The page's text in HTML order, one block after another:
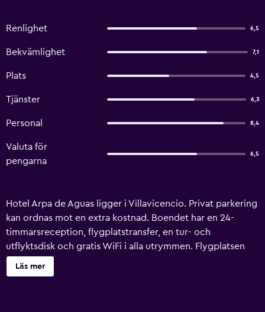
Renlighet 6,5
Bekvämlighet 7,1
Plats 4,5
Tjänster 6,3
Personal 8,4
Valuta för
pengarna
6,5
Hotel Arpa de Aguas ligger i Villavicencio. Privat parkering
kan ordnas mot en extra kostnad. Boendet har en 24-
timmarsreception, flygplatstransfer, en tur- och
utflyktsdisk och gratis WiFi i alla utrymmen. Flygplatsen
(La Vanguardia flygplats) ligger 2 km bort.
Läs mer